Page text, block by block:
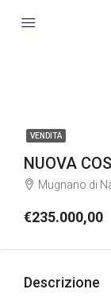
VENDITA
NUOVA
Mugnano di
€235.000,00
Descrizione